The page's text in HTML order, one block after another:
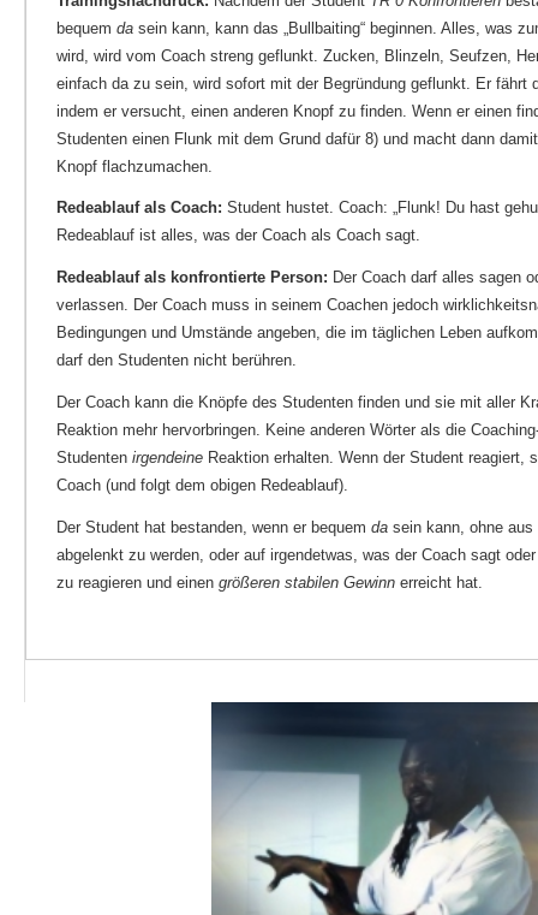
bequem da sein kann, kann das „Bullbaiting“ beginnen. Alles, was
wird, wird vom Coach streng geflunkt. Zucken, Blinzeln, Seufzen,
einfach da zu sein, wird sofort mit der Begründung geflunkt. Er fährt
indem er versucht, einen anderen Knopf zu finden. Wenn er einen
Studenten einen Flunk mit dem Grund dafür 8) und macht dann
Knopf flachzumachen.
Redeablauf als Coach: Student hustet. Coach: „Flunk! Du hast
Redeablauf ist alles, was der Coach als Coach sagt.
Redeablauf als konfrontierte Person: Der Coach darf alles sagen
verlassen. Der Coach muss in seinem Coachen jedoch
Bedingungen und Umstände angeben, die im täglichen Leben
darf den Studenten nicht berühren.
Der Coach kann die Knöpfe des Studenten finden und sie mit aller
Reaktion mehr hervorbringen. Keine anderen Wörter als die
Studenten irgendeine Reaktion erhalten. Wenn der Student reagiert,
Coach (und folgt dem obigen Redeablauf).
Der Student hat bestanden, wenn er bequem da sein kann, ohne
abgelenkt zu werden, oder auf irgendetwas, was der Coach sagt
zu reagieren und einen größeren stabilen Gewinn erreicht hat.